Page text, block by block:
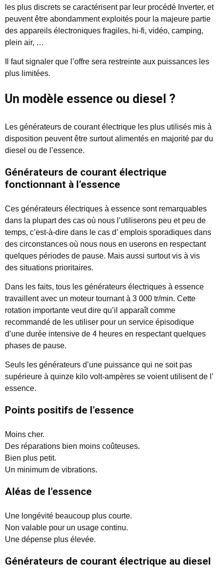
les plus discrets se caractérisent par leur procédé Inverter, et
peuvent être abondamment exploités pour la majeure partie
des appareils électroniques fragiles, hi-fi, vidéo, camping,
plein air, …
Il faut signaler que l’offre sera restreinte aux puissances les
plus limitées.
Un modèle essence ou diesel ?
Les générateurs de courant électrique les plus utilisés mis à
disposition peuvent être surtout alimentés en majorité par du
diesel ou de l’essence.
Générateurs de courant électrique
fonctionnant à l’essence
Ces générateurs électriques à essence sont remarquables
dans la plupart des cas où nous l’utiliserons peu et peu de
temps, c’est-à-dire dans le cas d’ emplois sporadiques dans
des circonstances où nous nous en userons en respectant
quelques périodes de pause. Mais aussi surtout vis à vis
des situations prioritaires.
Dans les faits, tous les générateurs électriques à essence
travaillent avec un moteur tournant à 3 000 tr/min. Cette
rotation importante veut dire qu’il apparaît comme
recommandé de les utiliser pour un service épisodique
d’une durée intensive de 4 heures en respectant quelques
phases de pause.
Seuls les générateurs d’une puissance qui ne soit pas
supérieure à quinze kilo volt-ampères se voient utilisent de l’
essence.
Points positifs de l’essence
Moins cher.
Des réparations bien moins coûteuses.
Bien plus petit.
Un minimum de vibrations.
Aléas de l’essence
Une longévité beaucoup plus courte.
Non valable pour un usage continu.
Une dépense plus élevée.
Générateurs de courant électrique au diesel